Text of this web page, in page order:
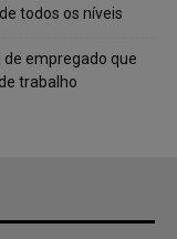
todos os níveis
empregado que
trabalho